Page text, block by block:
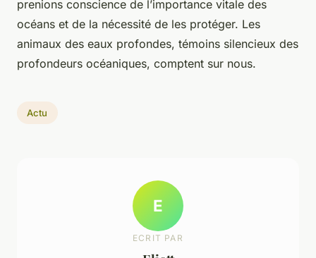
prenions conscience de l’importance vitale des
océans et de la nécessité de les protéger. Les
animaux des eaux profondes, témoins silencieux des
profondeurs océaniques, comptent sur nous.
Actu
E
ECRIT PAR